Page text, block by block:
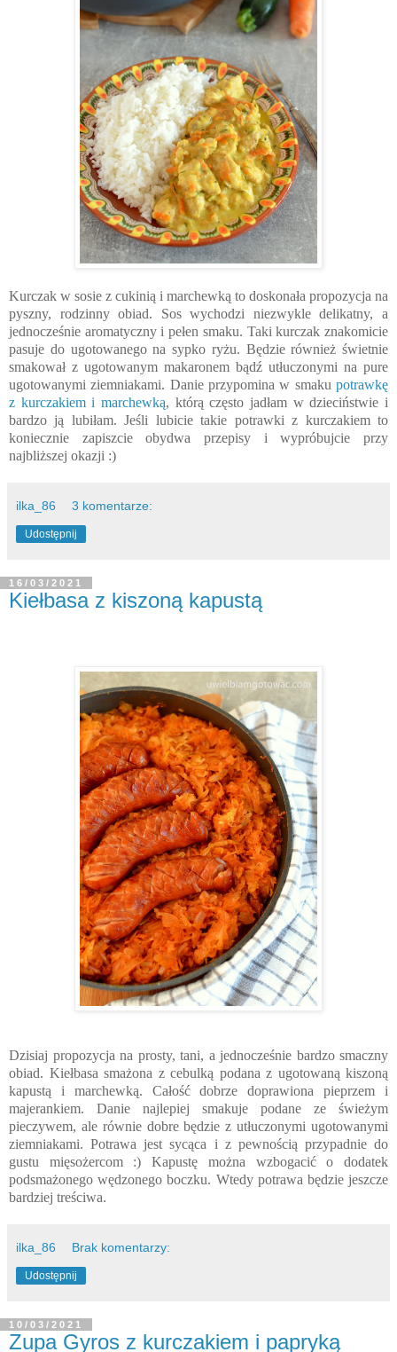
Kurczak w sosie z cukinią i marchewką to doskonała propozycja na
pyszny, rodzinny obiad. Sos wychodzi niezwykle delikatny, a
jednocześnie aromatyczny i pełen smaku. Taki kurczak znakomicie
pasuje do ugotowanego na sypko ryżu. Będzie również świetnie
smakował z ugotowanym makaronem bądź utłuczonymi na pure
ugotowanymi ziemniakami. Danie przypomina w smaku potrawkę
z kurczakiem i marchewką, którą często jadłam w dzieciństwie i
bardzo ją lubiłam. Jeśli lubicie takie potrawki z kurczakiem to
koniecznie zapiszcie obydwa przepisy i wypróbujcie przy
najbliższej okazji :)
ilka_86 3 komentarze:
Udostępnij
16/03/2021
Kiełbasa z kiszoną kapustą
Dzisiaj propozycja na prosty, tani, a jednocześnie bardzo smaczny
obiad. Kiełbasa smażona z cebulką podana z ugotowaną kiszoną
kapustą i marchewką. Całość dobrze doprawiona pieprzem i
majerankiem. Danie najlepiej smakuje podane ze świeżym
pieczywem, ale równie dobre będzie z utłuczonymi ugotowanymi
ziemniakami. Potrawa jest sycąca i z pewnością przypadnie do
gustu mięsożercom :) Kapustę można wzbogacić o dodatek
podsmażonego wędzonego boczku. Wtedy potrawa będzie jeszcze
bardziej treściwa.
ilka_86 Brak komentarzy:
Udostępnij
10/03/2021
Zupa Gyros z kurczakiem i papryką